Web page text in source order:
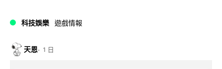
科技娛樂 遊戲情報
天恩 1 日